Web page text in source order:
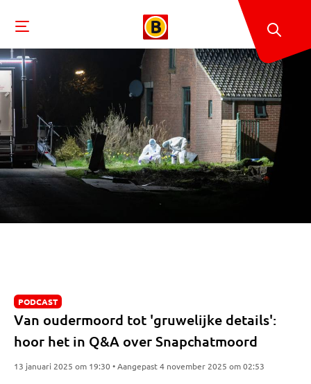
PODCAST
Van oudermoord tot 'gruwelijke details':
hoor het in Q&A over Snapchatmoord
13 januari 2025 om 19:30 • Aangepast 4 november 2025 om 02:53